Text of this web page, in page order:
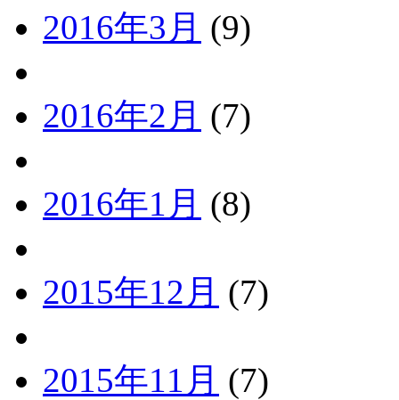
2016年3月 (9)
2016年2月 (7)
2016年1月 (8)
2015年12月 (7)
2015年11月 (7)